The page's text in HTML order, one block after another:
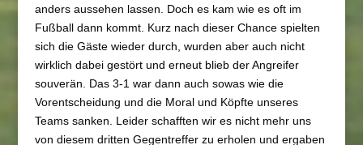
anders aussehen lassen. Doch es kam wie es oft im
Fußball dann kommt. Kurz nach dieser Chance spielten
sich die Gäste wieder durch, wurden aber auch nicht
wirklich dabei gestört und erneut blieb der Angreifer
souverän. Das 3-1 war dann auch sowas wie die
Vorentscheidung und die Moral und Köpfte unseres
Teams sanken. Leider schafften wir es nicht mehr uns
von diesem dritten Gegentreffer zu erholen und ergaben